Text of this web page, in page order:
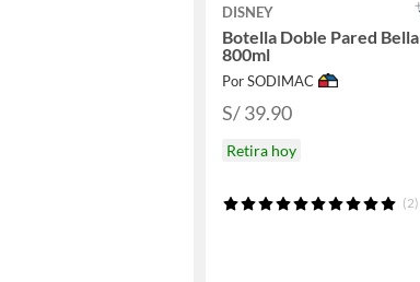
DISNEY
Botella Doble Pared Bella
800ml
Por SODIMAC
S/ 39.90
Retira hoy
(2)